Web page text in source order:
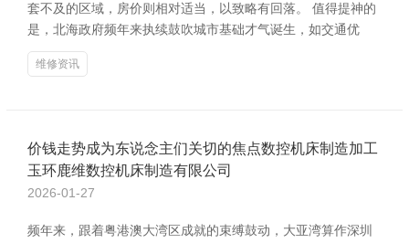
套不及的区域，房价则相对适当，以致略有回落。 值得提神的
是，北海政府频年来执续鼓吹城市基础才气诞生，如交通优
维修资讯
价钱走势成为东说念主们关切的焦点数控机床制造加工
玉环鹿维数控机床制造有限公司
2026-01-27
频年来，跟着粤港澳大湾区成就的束缚鼓动，大亚湾算作深圳